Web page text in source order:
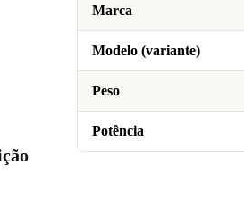
Marca
Modelo (variante)
Peso
Potência